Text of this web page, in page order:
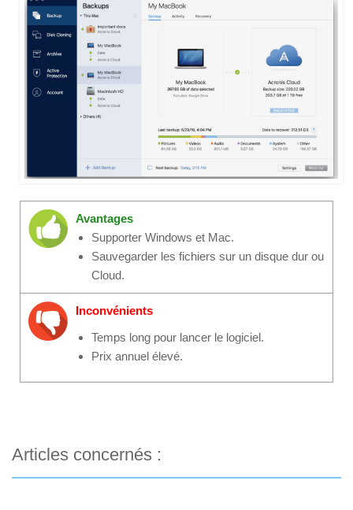
Avantages
Supporter Windows et Mac.
Sauvegarder les fichiers sur un disque dur ou
Cloud.
Inconvénients
Temps long pour lancer le logiciel.
Prix annuel élevé.
Articles concernés :